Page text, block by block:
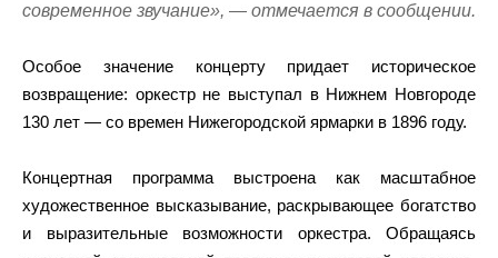
современное звучание», — отмечается в сообщении.
Особое значение концерту придает историческое
возвращение: оркестр не выступал в Нижнем Новгороде
130 лет — со времен Нижегородской ярмарки в 1896 году.
Концертная программа выстроена как масштабное
художественное высказывание, раскрывающее богатство
и выразительные возможности оркестра. Обращаясь